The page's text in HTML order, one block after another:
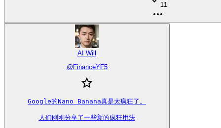
11
AI Will
@ FinanceYF5
Google的Nano Banana真是太疯狂了。
人们刚刚分享了一些新的疯狂用法